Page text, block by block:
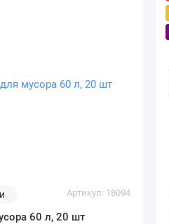
Артикул: 18094
60 л, 20 шт